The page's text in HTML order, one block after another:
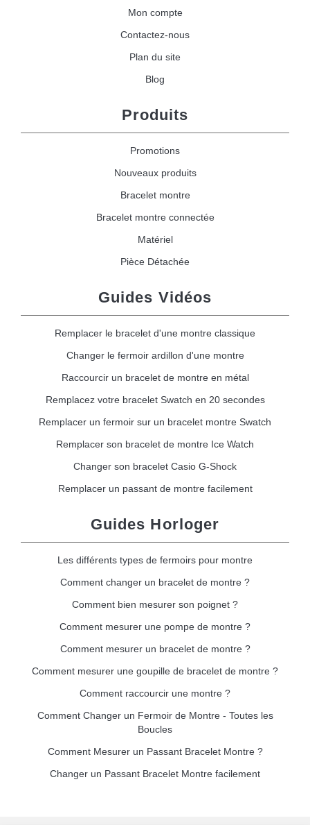
Mon compte
Contactez-nous
Plan du site
Blog
Produits
Promotions
Nouveaux produits
Bracelet montre
Bracelet montre connectée
Matériel
Pièce Détachée
Guides Vidéos
Remplacer le bracelet d'une montre classique
Changer le fermoir ardillon d'une montre
Raccourcir un bracelet de montre en métal
Remplacez votre bracelet Swatch en 20 secondes
Remplacer un fermoir sur un bracelet montre Swatch
Remplacer son bracelet de montre Ice Watch
Changer son bracelet Casio G-Shock
Remplacer un passant de montre facilement
Guides Horloger
Les différents types de fermoirs pour montre
Comment changer un bracelet de montre ?
Comment bien mesurer son poignet ?
Comment mesurer une pompe de montre ?
Comment mesurer un bracelet de montre ?
Comment mesurer une goupille de bracelet de montre ?
Comment raccourcir une montre ?
Comment Changer un Fermoir de Montre - Toutes les
Boucles
Comment Mesurer un Passant Bracelet Montre ?
Changer un Passant Bracelet Montre facilement